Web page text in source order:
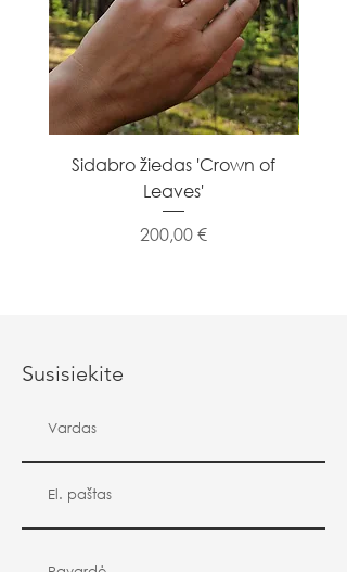
Sidabro žiedas 'Crown of
Leaves'
Kaina
200,00 €
Susisiekite